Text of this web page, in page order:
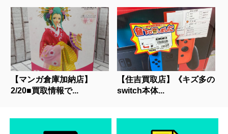
【マンガ倉庫加納店】
2/20■買取情報で...
【住吉買取店】《キズ多の
switch本体...